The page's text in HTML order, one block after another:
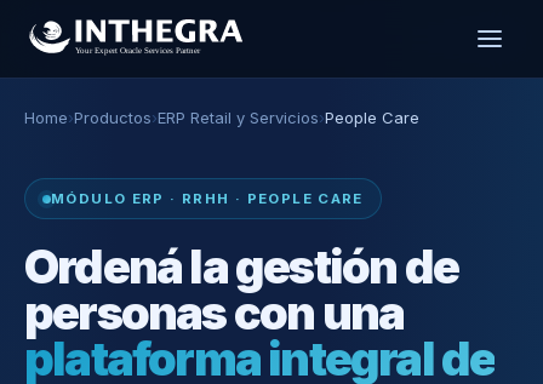
Home›Productos›ERP Retail y Servicios›People Care
MÓDULO ERP · RRHH · PEOPLE CARE
Ordená la gestión de
personas con una
plataforma integral de